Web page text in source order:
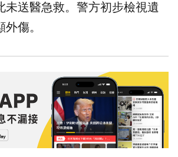
未送醫急救。警方初步檢視遺
傷。